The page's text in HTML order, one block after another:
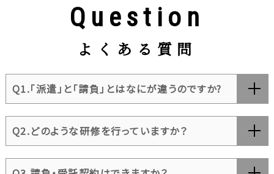
Question
よくある質問
Q1.「派遣」と「請負」とはなにが違うのですか?
Q2.どのような研修を行っていますか？